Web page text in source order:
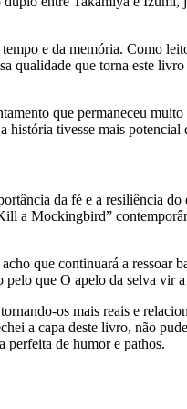
e da memória. Como
qualidade que torna este
que permaneceu
tivesse mais
da fé e a resiliência
a Mockingbird”
que continuará a ressoar
pelo que O apelo da selva vir
os mais reais e
a capa deste livro, não
perfeita de humor e pathos.